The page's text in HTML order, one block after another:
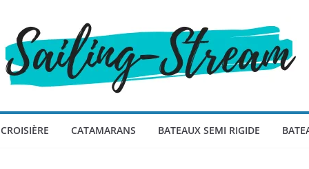
CATAMARANS BATEAUX SEMI RIGIDE